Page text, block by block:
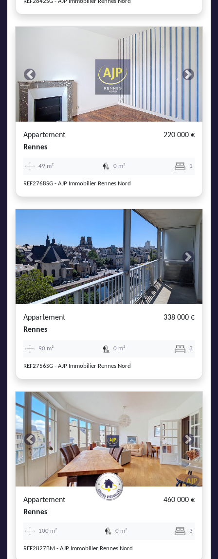
Previous Next
Appartement
220 000 €
Rennes
49 m² 0 m² 1
REF2768SG - AJP Immobilier Rennes Nord
Previous Next
Appartement
338 000 €
Rennes
90 m² 0 m² 3
REF2756SG - AJP Immobilier Rennes Nord
Previous Next
Appartement
460 000 €
Rennes
100 m² 0 m² 3
REF2827BM - AJP Immobilier Rennes Nord